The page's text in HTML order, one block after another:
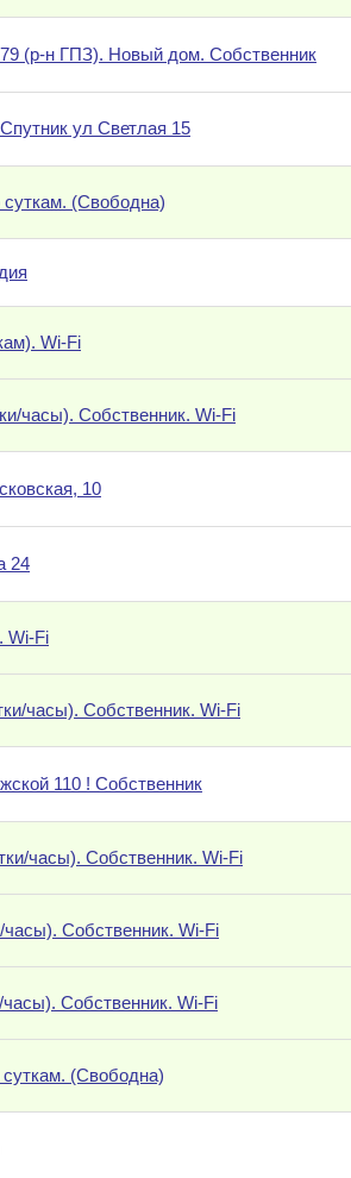
(р-н ГПЗ). Новый дом. Собственник
ул Светлая 15
(Свободна)
Wi-Fi
часы). Собственник. Wi-Fi
10
24
Wi-Fi
часы). Собственник. Wi-Fi
110 ! Собственник
часы). Собственник. Wi-Fi
Собственник. Wi-Fi
Собственник. Wi-Fi
(Свободна)